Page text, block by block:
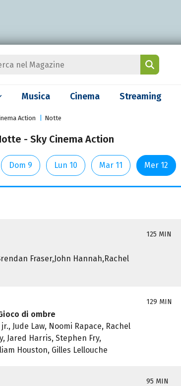
Musica Cinema Streaming
Action Notte
- Sky Cinema Action
Dom 9 Lun 10 Mar 11 Mer 12
Fraser,John Hannah,Rachel
125 MIN
di ombre
Jude Law, Noomi Rapace, Rachel
Jared Harris, Stephen Fry,
Houston, Gilles Lellouche
129 MIN
95 MIN